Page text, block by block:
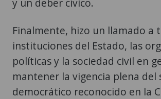
Finalmente, hizo un llamado a
instituciones del Estado, las
políticas y la sociedad civil en
mantener la vigencia plena del
democrático reconocido en la